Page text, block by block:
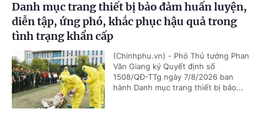
Danh mục trang thiết bị bảo đảm huấn luyện,
diễn tập, ứng phó, khắc phục hậu quả trong
tình trạng khẩn cấp
(Chinhphu.vn) - Phó Thủ tướng Phan
Văn Giang ký Quyết định số
1508/QĐ-TTg ngày 7/8/2026 ban
hành Danh mục trang thiết bị bảo...